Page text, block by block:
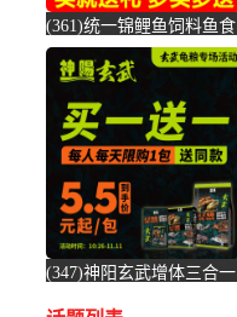
(361)统一锦鲤鱼饲料鱼食
锦鲤鱼饲料黑统一金鱼鱼
食鱼粮鲤鱼-鱼饲料(大禹
宠物用品专营店仅售9.9
元)
(347)神阳玄武增体三合一